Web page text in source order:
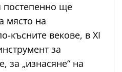
постепенно ще
място на
късните векове, в XI
за
за „изнасяне“ на